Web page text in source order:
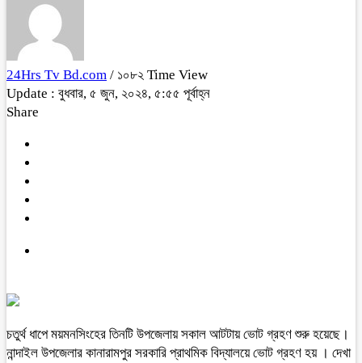
24Hrs Tv Bd.com / ১০৮২ Time View
Update : বুধবার, ৫ জুন, ২০২৪, ৫:৫৫ পূর্বাহ্ন
Share
চতুর্থ ধাপে ময়মনসিংহের তিনটি উপজেলায় সকাল আটটায় ভোট গ্রহণ শুরু হয়েছে।
নান্দাইল উপজেলার কানারামপুর সরকারি প্রাথমিক বিদ্যালয়ে ভোট গ্রহণ হয় । দেখা